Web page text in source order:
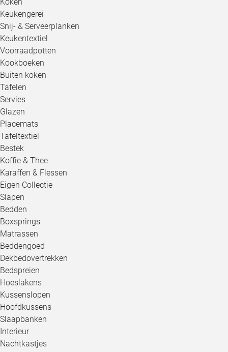
Keukengerei
Snij- & Serveerplanken
Keukentextiel
Voorraadpotten
Kookboeken
Buiten koken
Tafelen
Servies
Glazen
Placemats
Tafeltextiel
Bestek
Koffie & Thee
Karaffen & Flessen
Eigen Collectie
Slapen
Bedden
Boxsprings
Matrassen
Beddengoed
Dekbedovertrekken
Bedspreien
Hoeslakens
Kussenslopen
Hoofdkussens
Slaapbanken
Interieur
Nachtkastjes